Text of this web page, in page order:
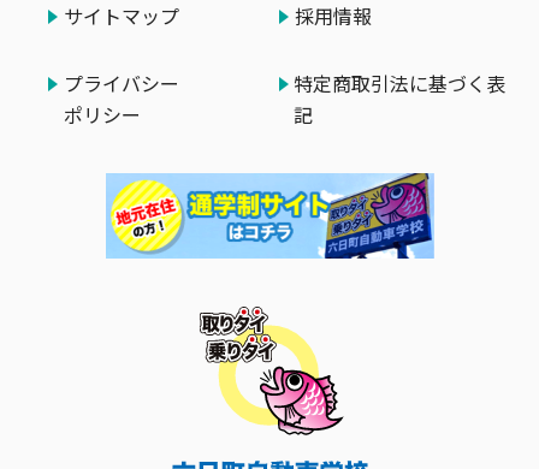
サイトマップ 採用情報
プライバシー
ポリシー
特定商取引法に基づく表
記